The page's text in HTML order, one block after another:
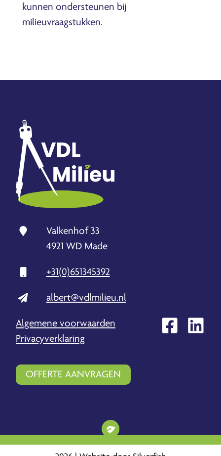
kunnen ondersteunen bij
milieuvraagstukken.
Valkenhof 33
4921 WD Made
+31(0)651345392
albert@vdlmilieu.nl
Algemene voorwaarden
Privacyverklaring
OFFERTE AANVRAGEN